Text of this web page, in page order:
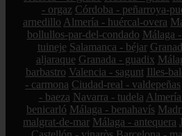
- orgaz Córdoba - peñarroya-
arnedillo Almería - huércal-overa
bollullos-par-del-condado Málaga
tuineje Salamanca - béjar
aljaraque Granada - guadix
barbastro Valencia - sagunt Illes-
- carmona Ciudad-real - valdepeñas
- baeza Navarra - tudela
benicarló Málaga - benahavís
malgrat-de-mar Málaga - antequera